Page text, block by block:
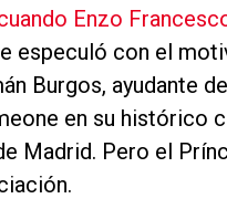
Enzo
especuló con el
Burgos, ayudante
en su histórico
Madrid. Pero el